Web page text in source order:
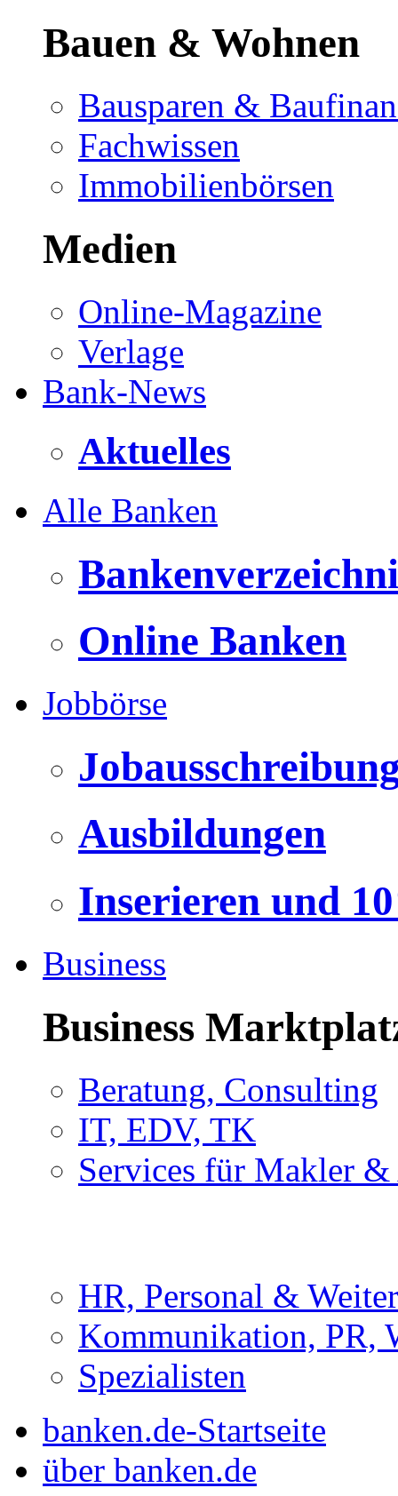
Bauen & Wohnen
Bausparen &
Fachwissen
Immobilienbörsen
Medien
Online-Magazine
Verlage
Bank-News
Aktuelles
Alle Banken
Online Banken
Jobbörse
Ausbildungen
Inserieren und
Business
Business
Beratung, Consulting
IT, EDV, TK
Services für Makler &
HR, Personal &
Kommunikation, PR,
Spezialisten
banken.de-Startseite
über banken.de